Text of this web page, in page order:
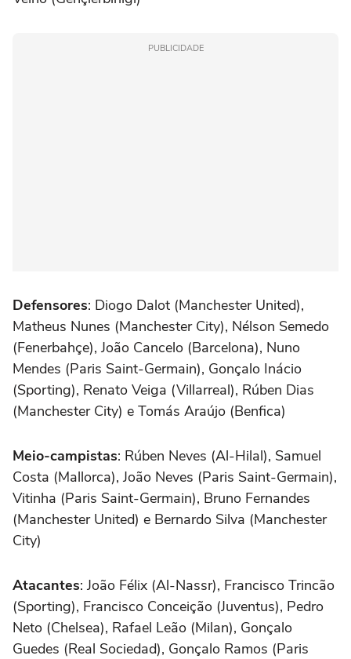
PUBLICIDADE
Defensores: Diogo Dalot (Manchester United),
Matheus Nunes (Manchester City), Nélson Semedo
(Fenerbahçe), João Cancelo (Barcelona), Nuno
Mendes (Paris Saint-Germain), Gonçalo Inácio
(Sporting), Renato Veiga (Villarreal), Rúben Dias
(Manchester City) e Tomás Araújo (Benfica)
Meio-campistas: Rúben Neves (Al-Hilal), Samuel
Costa (Mallorca), João Neves (Paris Saint-Germain),
Vitinha (Paris Saint-Germain), Bruno Fernandes
(Manchester United) e Bernardo Silva (Manchester
City)
Atacantes: João Félix (Al-Nassr), Francisco Trincão
(Sporting), Francisco Conceição (Juventus), Pedro
Neto (Chelsea), Rafael Leão (Milan), Gonçalo
Guedes (Real Sociedad), Gonçalo Ramos (Paris